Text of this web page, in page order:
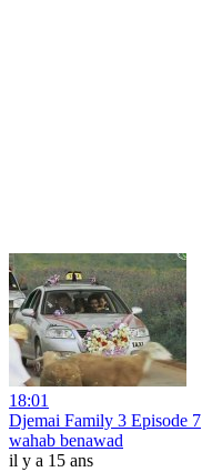
18:01
Djemai Family 3 Episode 7
wahab benawad
il y a 15 ans